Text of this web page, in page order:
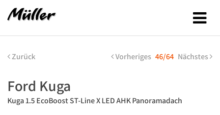
Zurück Vorheriges 46/64 Nächstes
Ford Kuga
Kuga 1.5 EcoBoost ST-Line X LED AHK Panoramadach